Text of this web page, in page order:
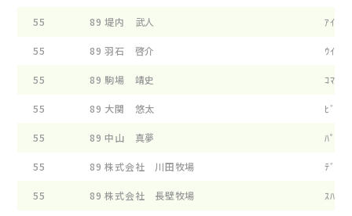
55 89 堤内 武人 ｱｲﾍﾞ
55 89 羽石 啓介 ｳｲﾝｸ
55 89 駒場 靖史 ｺﾏﾊﾞ
55 89 大関 悠太 ﾋﾞﾂｸ
55 89 中山 真夢 ﾊﾟｲﾝ
55 89 株式会社 川田牧場 ﾃﾞﾕｱ
55 89 株式会社 長壁牧場 ｽﾊﾟｼ